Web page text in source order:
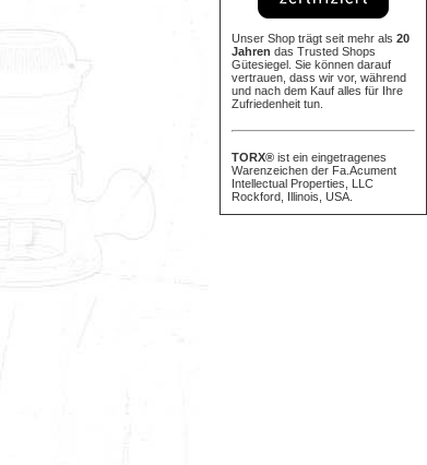
Unser Shop trägt seit mehr als 20
Jahren das Trusted Shops
Gütesiegel. Sie können darauf
vertrauen, dass wir vor, während
und nach dem Kauf alles für Ihre
Zufriedenheit tun.
TORX® ist ein eingetragenes
Warenzeichen der Fa.Acument
Intellectual Properties, LLC
Rockford, Illinois, USA.